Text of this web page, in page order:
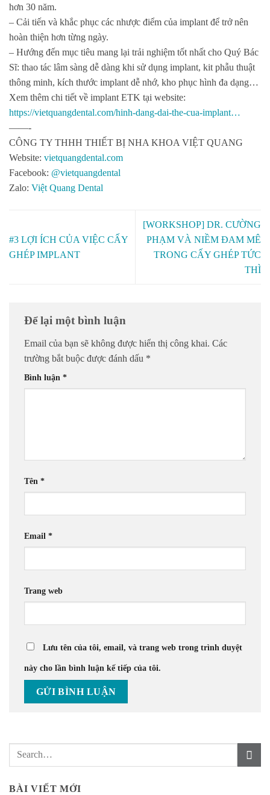
hơn 30 năm.
– Cải tiến và khắc phục các nhược điểm của implant để trở nên
hoàn thiện hơn từng ngày.
– Hướng đến mục tiêu mang lại trải nghiệm tốt nhất cho Quý Bác
Sĩ: thao tác lâm sàng dễ dàng khi sử dụng implant, kit phẫu thuật
thông minh, kích thước implant dễ nhớ, kho phục hình đa dạng…
Xem thêm chi tiết về implant ETK tại website:
https://vietquangdental.com/hinh-dang-dai-the-cua-implant…
——-
CÔNG TY THHH THIẾT BỊ NHA KHOA VIỆT QUANG
Website: vietquangdental.com
Facebook: @vietquangdental
Zalo: Việt Quang Dental
#3 LỢI ÍCH CỦA VIỆC CẤY
GHÉP IMPLANT
[WORKSHOP] DR. CƯỜNG
PHẠM VÀ NIỀM ĐAM MÊ
TRONG CẤY GHÉP TỨC
THÌ
Để lại một bình luận
Email của bạn sẽ không được hiển thị công khai. Các
trường bắt buộc được đánh dấu *
Bình luận *
Tên *
Email *
Trang web
Lưu tên của tôi, email, và trang web trong trình duyệt
này cho lần bình luận kế tiếp của tôi.
BÀI VIẾT MỚI